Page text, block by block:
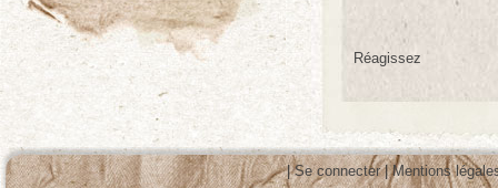
Réagissez
|Se connecter|Mentions